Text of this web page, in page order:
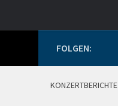
FOLGEN:
KONZERTBERICHTE